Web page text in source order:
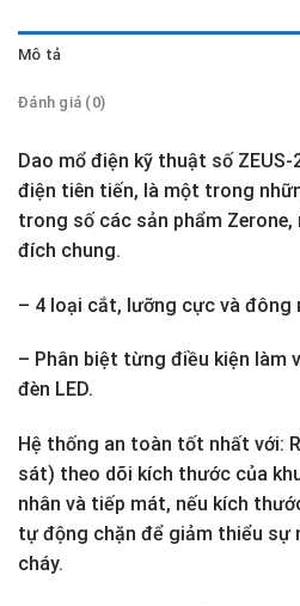
Mô tả
Đánh giá (0)
Dao mổ điện kỹ thuật số
điện tiên tiến, là một trong
trong số các sản phẩm
đích chung.
– 4 loại cắt, lưỡng cực và đông
– Phân biệt từng điều kiện làm
đèn LED.
Hệ thống an toàn tốt nhất với:
sát) theo dõi kích thước của
nhân và tiếp mát, nếu kích
tự động chặn để giảm thiểu sự
cháy.